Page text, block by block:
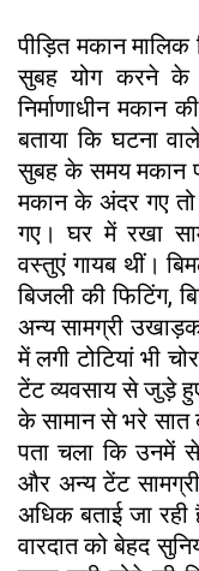
पीड़ित मकान मालिक
सुबह योग करने के
निर्माणाधीन
बताया कि घटना
सुबह के समय मकान
मकान के अंदर गए
गए। घर में रखा
वस्तुएं गायब थीं।
बिजली की फिटिंग,
अन्य सामग्री
में लगी टोटियां भी
टेंट व्यवसाय से जुड़े
के सामान से भरे सात
पता चला कि उनमें
और अन्य टेंट
अधिक बताई जा रही
वारदात को बेहद